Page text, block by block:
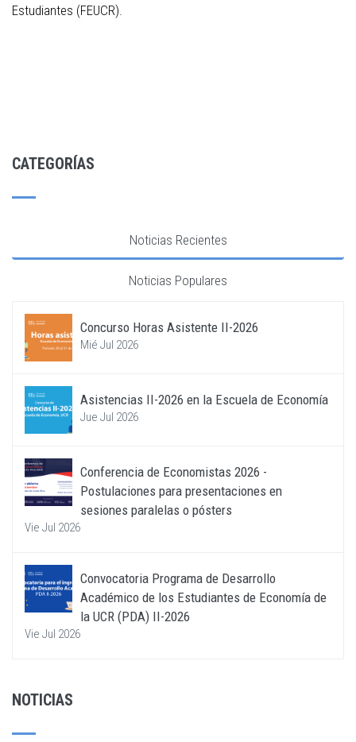
Estudiantes (FEUCR).
CATEGORÍAS
Noticias Recientes
Noticias Populares
Concurso Horas Asistente II-2026
Mié Jul 2026
Asistencias II-2026 en la Escuela de Economía
Jue Jul 2026
Conferencia de Economistas 2026 -
Postulaciones para presentaciones en
sesiones paralelas o pósters
Vie Jul 2026
Convocatoria Programa de Desarrollo
Académico de los Estudiantes de Economía de
la UCR (PDA) II-2026
Vie Jul 2026
NOTICIAS